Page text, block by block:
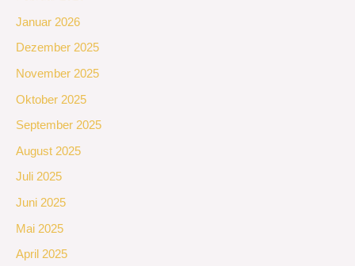
Januar 2026
Dezember 2025
November 2025
Oktober 2025
September 2025
August 2025
Juli 2025
Juni 2025
Mai 2025
April 2025